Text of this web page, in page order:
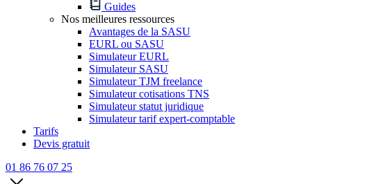
Guides
Nos meilleures ressources
Avantages de la SASU
EURL ou SASU
Simulateur EURL
Simulateur SASU
Simulateur TJM freelance
Simulateur cotisations TNS
Simulateur statut juridique
Simulateur tarif expert-comptable
Tarifs
Devis gratuit
01 86 76 07 25